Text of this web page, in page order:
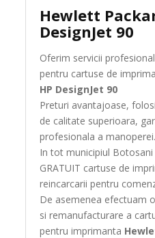
Hewlett
DesignJet 90
Oferim servicii
pentru cartuse de
HP DesignJet 90
Preturi avantajoase,
de calitate superioara,
profesionala a manoperei.
In tot municipiul
GRATUIT cartuse de
reincarcarii pentru
De asemenea efectuam
si remanufacturare a
pentru imprimanta